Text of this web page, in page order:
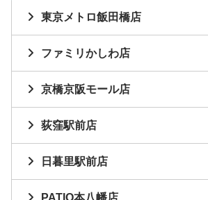
東京メトロ飯田橋店
ファミリかしわ店
京橋京阪モール店
荻窪駅前店
日暮里駅前店
PATIO本八幡店